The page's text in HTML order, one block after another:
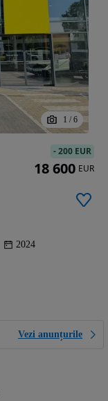
1 / 6
2024
Vezi anunțurile
-200 EUR
18 600 EUR